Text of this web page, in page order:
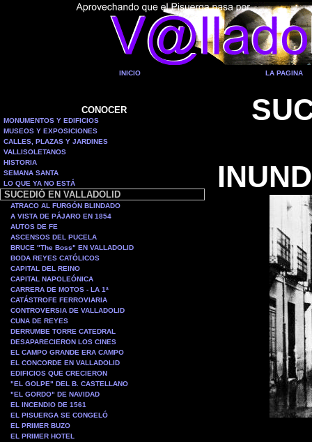
INICIO LA PAGINA
CONOCER
MONUMENTOS Y EDIFICIOS
MUSEOS Y EXPOSICIONES
CALLES, PLAZAS Y JARDINES
VALLISOLETANOS
HISTORIA
SEMANA SANTA
LO QUE YA NO ESTÁ
SUCEDIÓ EN VALLADOLID
ATRACO AL FURGÓN BLINDADO
A VISTA DE PÁJARO EN 1854
AUTOS DE FE
ASCENSOS DEL PUCELA
BRUCE "The Boss" EN VALLADOLID
BODA REYES CATÓLICOS
CAPITAL DEL REINO
CAPITAL NAPOLEÓNICA
CARRERA DE MOTOS - LA 1ª
CATÁSTROFE FERROVIARIA
CONTROVERSIA DE VALLADOLID
CUNA DE REYES
DERRUMBE TORRE CATEDRAL
DESAPARECIERON LOS CINES
EL CAMPO GRANDE ERA CAMPO
EL CONCORDE EN VALLADOLID
EDIFICIOS QUE CRECIERON
"EL GOLPE" DEL B. CASTELLANO
"EL GORDO" DE NAVIDAD
EL INCENDIO DE 1561
EL PISUERGA SE CONGELÓ
EL PRIMER BUZO
EL PRIMER HOTEL